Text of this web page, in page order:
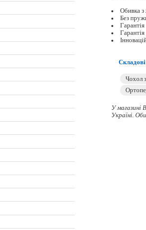
Обивка з
Без
Складові
У магазині
Україні.